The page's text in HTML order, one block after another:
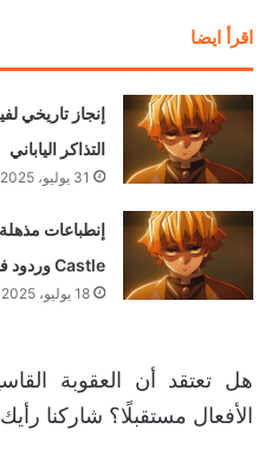
اقرأ ايضا
إنجاز تاريخي
التذاكر الياباني
31 يوليو، 2025
Castle وردود فعل تحسب الأنفاس!
18 يوليو، 2025
هل تعتقد أن العقوبة
الأفعال مستقبلًا؟ شاركنا